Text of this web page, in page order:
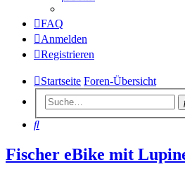
FAQ
Anmelden
Registrieren
Startseite Foren-Übersicht
Suche
Fischer eBike mit